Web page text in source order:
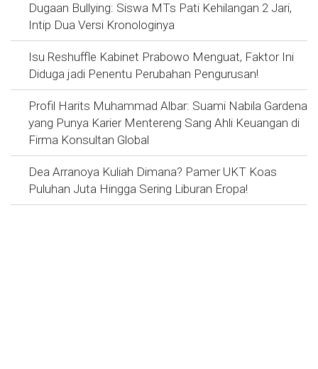
Dugaan Bullying: Siswa MTs Pati Kehilangan 2 Jari,
Intip Dua Versi Kronologinya
Isu Reshuffle Kabinet Prabowo Menguat, Faktor Ini
Diduga jadi Penentu Perubahan Pengurusan!
Profil Harits Muhammad Albar: Suami Nabila Gardena
yang Punya Karier Mentereng Sang Ahli Keuangan di
Firma Konsultan Global
Dea Arranoya Kuliah Dimana? Pamer UKT Koas
Puluhan Juta Hingga Sering Liburan Eropa!